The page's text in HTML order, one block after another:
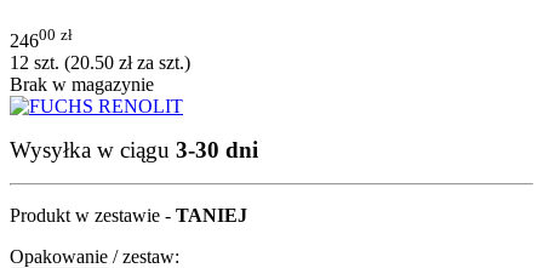
24600 zł
12 szt. (20.50 złza szt.)
Brak w magazynie
Wysyłka w ciągu 3-30 dni
Produkt w zestawie - TANIEJ
Opakowanie / zestaw: